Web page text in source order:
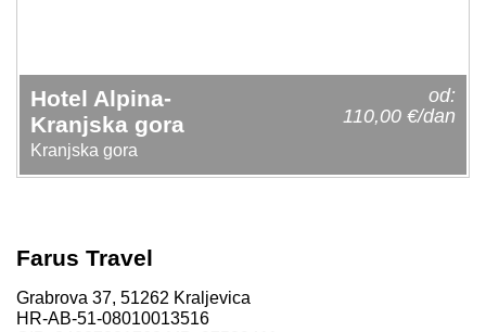
Hotel Alpina-
Kranjska gora
Kranjska gora
od:
110,00 €/dan
Farus Travel
Grabrova 37, 51262 Kraljevica
HR-AB-51-08010013516